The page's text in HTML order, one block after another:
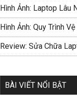
Hình Ảnh: Laptop Lâu
Hình Ảnh: Quy Trình
Review: Sửa Chữa
BÀI VIẾT NỔI BẬT